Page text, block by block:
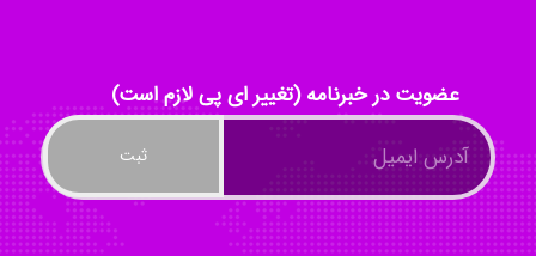
Nazaninkarkon
Omid
عضویت در خبرنامه (تغییر ای پی لازم است)